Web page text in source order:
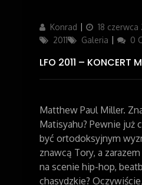
Author
Konrad
Updated
on
18 czerwca
2011
Galeria 0
LFO 2011 – KONCERT
Matthew Paul Miller.
Matisyahu? Pewnie już
być ortodoksyjnym
znawcą Tory, a
na scenie hip-hop,
chasydzkie?